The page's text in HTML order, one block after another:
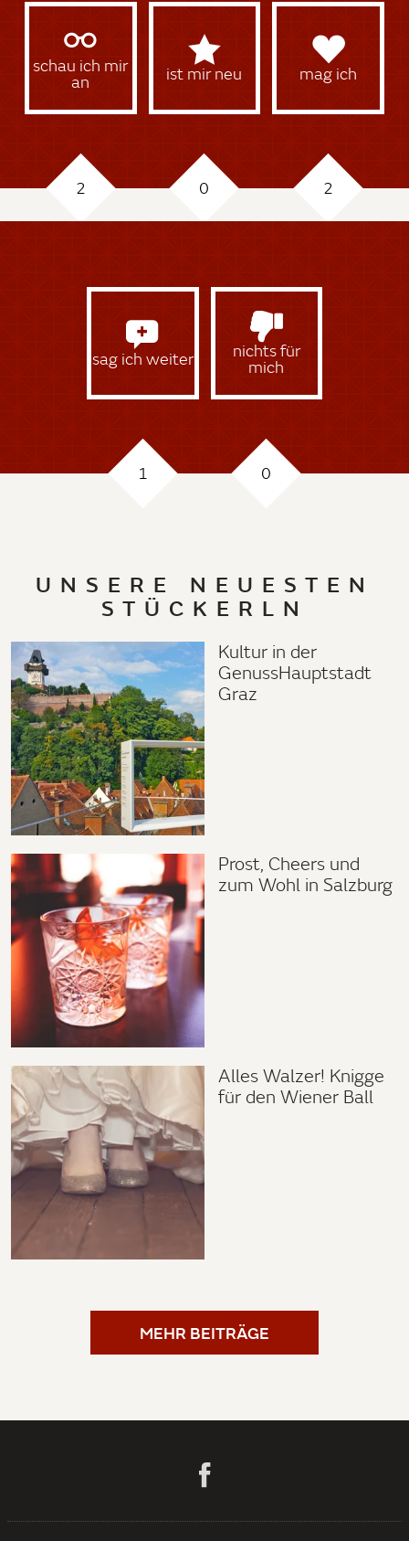
schau ich mir
an
2
ist mir neu
0
mag ich
2
sag ich weiter
1
nichts für
mich
0
UNSERE NEUESTEN
STÜCKERLN
Kultur in der
GenussHauptstadt
Graz
Prost, Cheers und
zum Wohl in Salzburg
Alles Walzer! Knigge
für den Wiener Ball
MEHR BEITRÄGE